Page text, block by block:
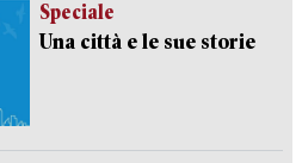
Speciale
Una città e le sue storie